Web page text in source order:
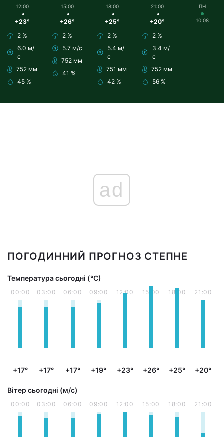
12:00
+23°
2 %
6.0 м/
с
752 мм
45 %
15:00
+26°
2 %
5.7 м/с
752 мм
41 %
18:00
+25°
2 %
5.4 м/
с
751 мм
42 %
21:00
+20°
2 %
3.4 м/
с
752 мм
56 %
ПН
10.08
ad
ПОГОДИННИЙ ПРОГНОЗ СТЕПНЕ
Температура сьогодні (°С)
00:00
+17°
03:00
+17°
06:00
+17°
09:00
+19°
12:00
+23°
15:00
+26°
18:00
+25°
21:00
+20°
Вітер сьогодні (м/с)
00:00 03:00 06:00 09:00 12:00 15:00 18:00 21:00